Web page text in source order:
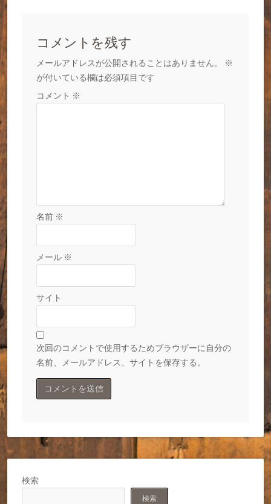
コメントを残す
メールアドレスが公開されることはありません。
※
が付いている欄は必須項目です
コメント ※
名前 ※
メール ※
サイト
次回のコメントで使用するためブラウザーに自分の
名前、メールアドレス、サイトを保存する。
検索
検索